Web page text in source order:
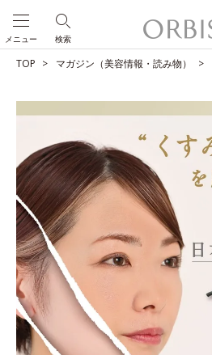
検索
メニュー
TOP マガジン（美容情報・読み物）